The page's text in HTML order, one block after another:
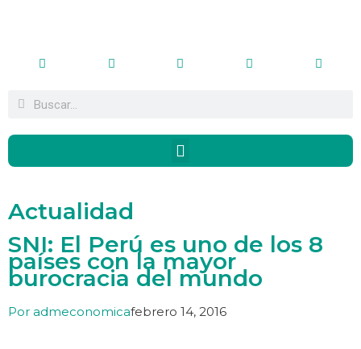
Actualidad
SNI: El Perú es uno de los 8
países con la mayor
burocracia del mundo
Por admeconomicafebrero 14, 2016